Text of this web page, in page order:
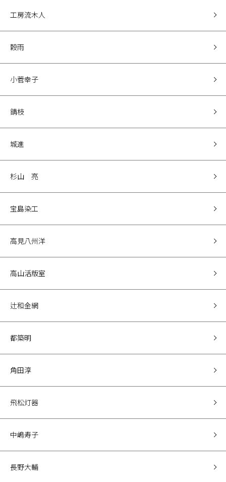
工房流木人
穀雨
小菅幸子
錆枝
城進
杉山 亮
宝島染工
高見八州洋
高山活版室
辻和金網
都築明
角田淳
飛松灯器
中嶋寿子
長野大輔